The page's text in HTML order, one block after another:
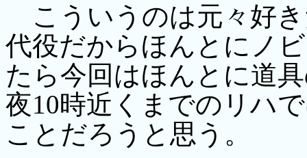
こういうのは元々好
代役だからほんとにノ
たら今回はほんとに道
夜10時近くまでのリハ
ことだろうと思う。